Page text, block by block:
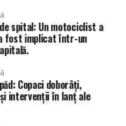
spital: Un motociclist a
fost implicat într-un
Copaci doborâți,
intervenții în lanț ale